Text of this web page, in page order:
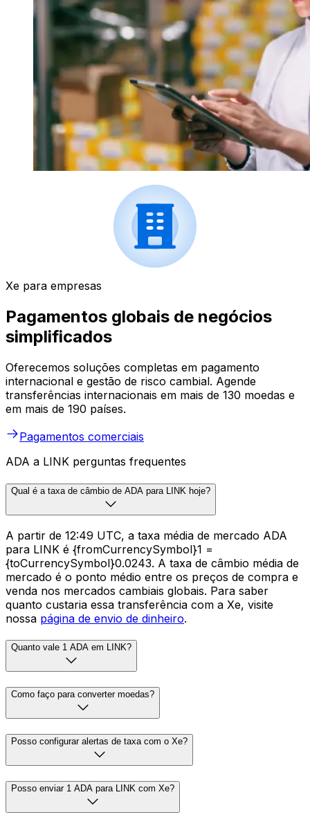
Xe para empresas
Pagamentos globais de negócios
simplificados
Oferecemos soluções completas em pagamento
internacional e gestão de risco cambial. Agende
transferências internacionais em mais de 130 moedas e
em mais de 190 países.
Pagamentos comerciais
ADA a LINK perguntas frequentes
Qual é a taxa de câmbio de ADA para LINK hoje?
A partir de 12:49 UTC, a taxa média de mercado ADA
para LINK é {fromCurrencySymbol}1 =
{toCurrencySymbol}0.0243. A taxa de câmbio média de
mercado é o ponto médio entre os preços de compra e
venda nos mercados cambiais globais. Para saber
quanto custaria essa transferência com a Xe, visite
nossa página de envio de dinheiro.
Quanto vale 1 ADA em LINK?
Como faço para converter moedas?
Posso configurar alertas de taxa com o Xe?
Posso enviar 1 ADA para LINK com Xe?